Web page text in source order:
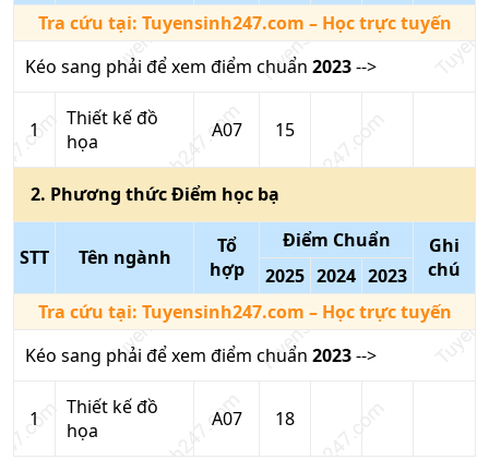
Tra cứu tại: Tuyensinh247.com – Học trực tuyến
Kéo sang phải để xem điểm chuẩn 2023-->
1
Thiết kế đồ
họa
A07 15
2. Phương thứcĐiểm học bạ
STT Tên ngành
Tổ
hợp
Điểm Chuẩn
Ghi
chú
2025 2024 2023
Tra cứu tại: Tuyensinh247.com – Học trực tuyến
Kéo sang phải để xem điểm chuẩn 2023-->
1
Thiết kế đồ
họa
A07 18